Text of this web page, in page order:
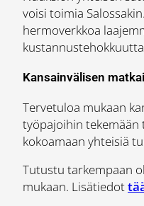
voisi toimia
hermoverkkoa
Kansainvälisen
Tervetuloa mukaan
työpajoihin tekemään
kokoamaan yhteisiä
Tutustu tarkempaan
mukaan. Lisätiedot